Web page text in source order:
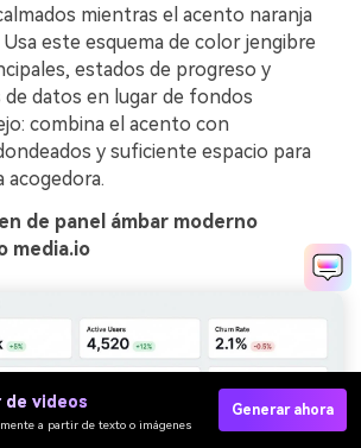
mientras el acento naranja
este esquema de color jengibre
estados de progreso y
de datos en lugar de fondos
combina el acento con
y suficiente espacio para
acogedora.
de panel ámbar moderno
media.io
de videos
a partir de texto o imágenes
Generar ahora